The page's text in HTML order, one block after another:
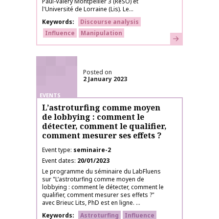
l'Université de Lorraine (Lis). Le...
Keywords
Discourse analysis
Influence
Manipulation Learn more
EVENTS
Posted on
2 January 2023
L’astroturfing comme moyen
de lobbying : comment le
détecter, comment le qualifier,
comment mesurer ses effets ?
Event type seminaire-2
Event dates 20/01/2023
Le programme du séminaire du LabFluens
sur "L’astroturfing comme moyen de
lobbying : comment le détecter, comment le
qualifier, comment mesurer ses effets ?"
avec Brieuc Lits, PhD est en ligne. ...
Keywords
Astroturfing Influence